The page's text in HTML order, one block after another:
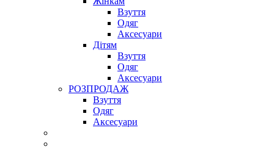
Взуття
Одяг
Аксесуари
Дітям
Взуття
Одяг
Аксесуари
РОЗПРОДАЖ
Взуття
Одяг
Аксесуари